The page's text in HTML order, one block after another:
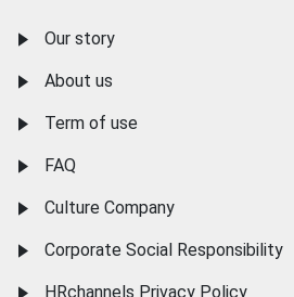
Our story
About us
Term of use
FAQ
Culture Company
Corporate Social Responsibility
HRchannels Privacy Policy